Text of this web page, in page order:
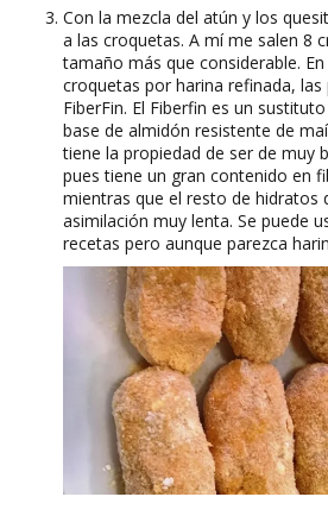
Con la mezcla del atún y los
a las croquetas. A mí me salen 8
tamaño más que considerable.
croquetas por harina refinada,
FiberFin. El Fiberfin es un
base de almidón resistente de
tiene la propiedad de ser de muy
pues tiene un gran contenido en
mientras que el resto de hidratos
asimilación muy lenta. Se puede
recetas pero aunque parezca